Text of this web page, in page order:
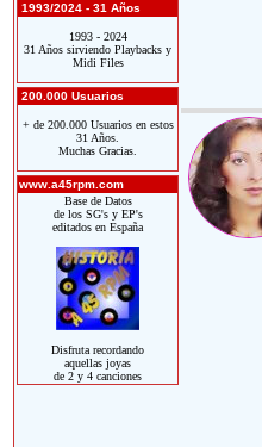
1993/2024 - 31 Años
1993 - 2024
31 Años sirviendo Playbacks y
Midi Files
200.000 Usuarios
+ de 200.000 Usuarios en estos
31 Años.
Muchas Gracias.
www.a45rpm.com
Base de Datos
de los SG's y EP's
editados en España
Disfruta recordando
aquellas joyas
de 2 y 4 canciones